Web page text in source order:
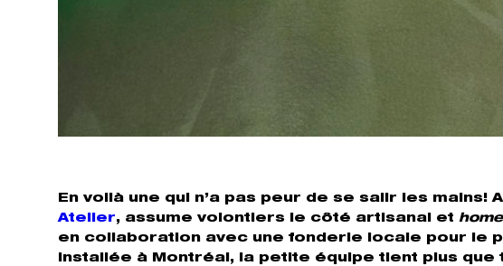
En voilà une qui n’a pas peur de se salir les
Atelier, assume volontiers le côté artisanal et
en collaboration avec une fonderie locale pour le
Installée à Montréal, la petite équipe tient plus